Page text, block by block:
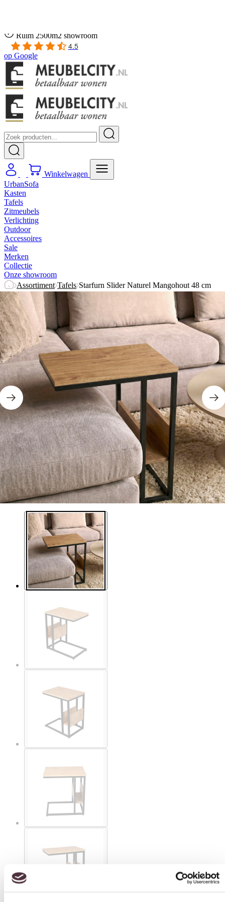
Toestemming Over
Ruim 2500m2 showroom
4.5
op Google
Winkelwagen
UrbanSofa
Kasten
Tafels
Zitmeubels
Verlichting
Outdoor
Accessoires
Sale
Merken
Collectie
Onze showroom
Assortiment Tafels Starfurn Slider Naturel Mangohout 48 cm